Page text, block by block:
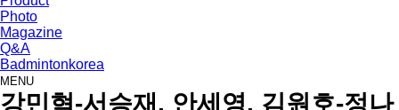
Photo
Magazine
Q&A
Badmintonkorea
MENU
news
강민혁-서승재, 안세영, 김원호-정나